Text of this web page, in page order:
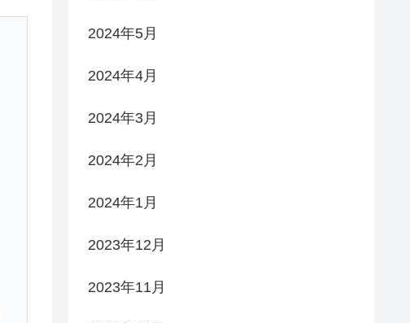
2024年5月
2024年4月
2024年3月
2024年2月
2024年1月
2023年12月
2023年11月